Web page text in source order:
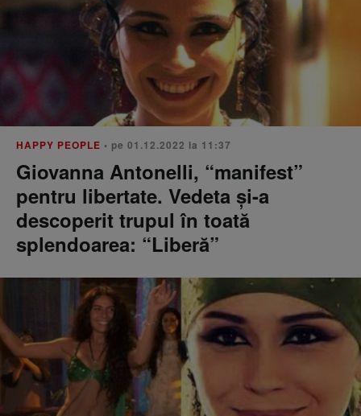
HAPPY PEOPLE • pe 01.12.2022 la 11:37
Giovanna Antonelli, “manifest”
pentru libertate. Vedeta și-a
descoperit trupul în toată
splendoarea: “Liberă”